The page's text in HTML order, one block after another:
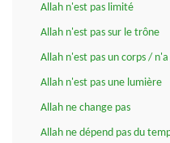
Allah n'est pas limité
Allah n'est pas sur le trône
Allah n'est pas un corps /
Allah n'est pas une lumière
Allah ne change pas
Allah ne dépend pas du